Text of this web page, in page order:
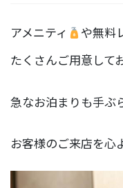
アメニティ
や無料
たくさんご用意して
急なお泊まりも手ぶ
お客様のご来店を